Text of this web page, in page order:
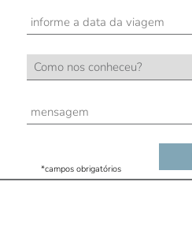
*campos obrigatórios